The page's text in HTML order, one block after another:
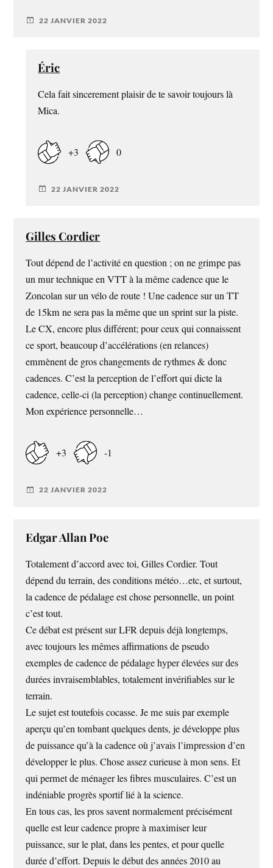
22 JANVIER 2022
Éric
Cela fait sincerement plaisir de te savoir toujours là
Mica.
+3 0
22 JANVIER 2022
Gilles Cordier
Tout dépend de l’activité en question ; on ne grimpe pas
un mur technique en VTT à la même cadence que le
Zoncolan sur un vélo de route ! Une cadence sur un TT
de 15km ne sera pas la même que un sprint sur la piste.
Le CX, encore plus différent; pour ceux qui connaissent
ce sport, beaucoup d’accélérations (en relances)
emmènent de gros changements de rythmes & donc
cadences. C’est la perception de l’effort qui dicte la
cadence, celle-ci (la perception) change continuellement.
Mon expérience personnelle…
+3 -1
22 JANVIER 2022
Edgar Allan Poe
Totalement d’accord avec toi, Gilles Cordier. Tout
dépend du terrain, des conditions météo…etc, et surtout,
la cadence de pédalage est chose personnelle, un point
c’est tout.
Ce débat est présent sur LFR depuis déjà longtemps,
avec toujours les mêmes affirmations de pseudo
exemples de cadence de pédalage hyper élevées sur des
durées invraisemblables, totalement invérifiables sur le
terrain.
Le sujet est toutefois cocasse. Je me suis par exemple
aperçu qu’en tombant quelques dents, je développe plus
de puissance qu’à la cadence où j’avais l’impression d’en
développer le plus. Chose assez curieuse à mon sens. Et
qui permet de ménager les fibres musculaires. C’est un
indéniable progrès sportif lié à la science.
En tous cas, les pros savent normalement précisément
quelle est leur cadence propre à maximiser leur
puissance, sur le plat, dans les pentes, et pour quelle
durée d’effort. Depuis le début des années 2010 au